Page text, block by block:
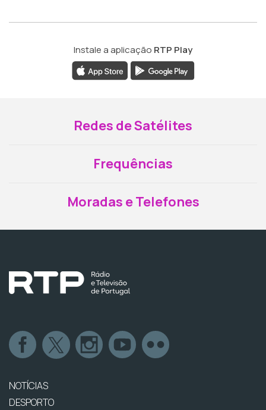
Instale a aplicação RTP Play
Redes de Satélites
Frequências
Moradas e Telefones
NOTÍCIAS
DESPORTO